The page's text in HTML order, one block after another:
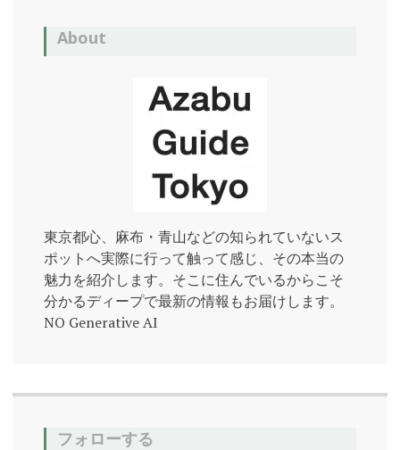
About
東京都心、麻布・青山などの知られていないス
ポットへ実際に行って触って感じ、その本当の
魅力を紹介します。そこに住んでいるからこそ
分かるディープで最新の情報もお届けします。
NO Generative AI
フォローする